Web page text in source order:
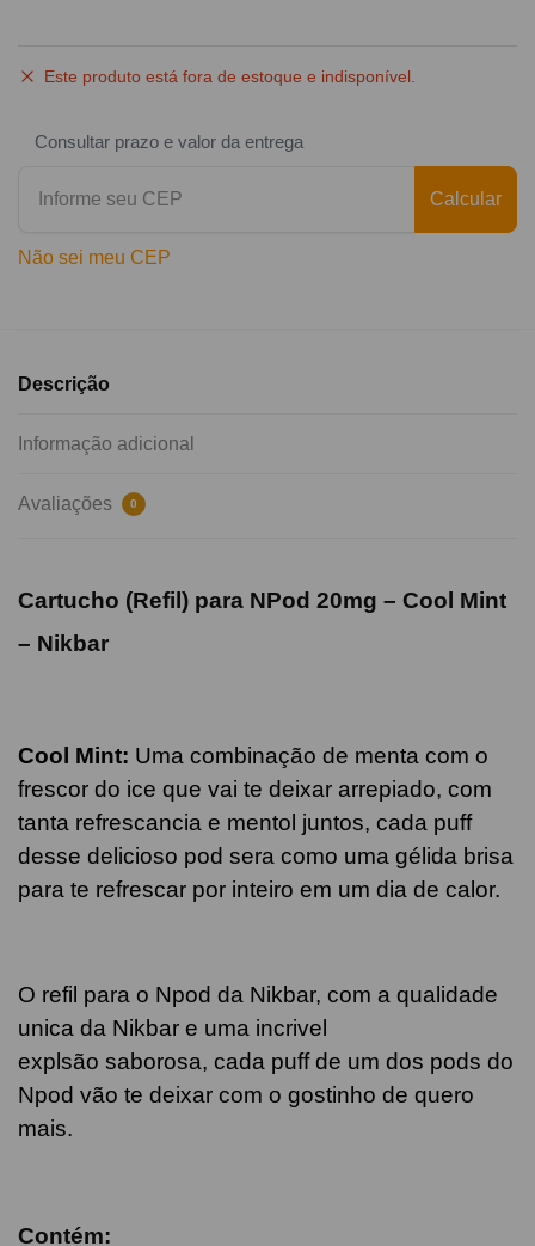
Este produto está fora de estoque e indisponível.
Consultar prazo e valor da entrega
Calcular
Não sei meu CEP
Descrição
Informação adicional
Avaliações 0
Cartucho (Refil) para NPod 20mg – Cool Mint
– Nikbar
Cool Mint: Uma combinação de menta com o
frescor do ice que vai te deixar arrepiado, com
tanta refrescancia e mentol juntos, cada puff
desse delicioso pod sera como uma gélida brisa
para te refrescar por inteiro em um dia de calor.
O refil para o Npod da Nikbar, com a qualidade
unica da Nikbar e uma incrivel
explsão saborosa, cada puff de um dos pods do
Npod vão te deixar com o gostinho de quero
mais.
Contém: